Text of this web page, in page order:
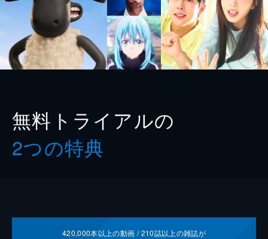
無料トライアルの
2つの特典
420,000本以上の動画 /210誌以上の雑誌が